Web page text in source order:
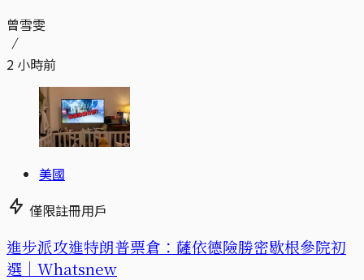
曾雪雯
2 小時前
美國
僅限註冊用戶
進步派攻進特朗普票倉：薩依德險勝密歇根參院初
選｜Whatsnew